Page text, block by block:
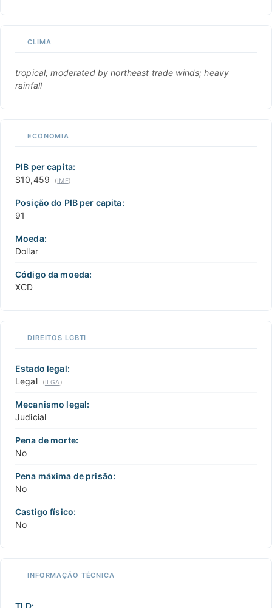
CLIMA
tropical; moderated by northeast trade winds; heavy
rainfall
ECONOMIA
PIB per capita:
$10,459
(IMF)
Posição do PIB per capita:
91
Moeda:
Dollar
Código da moeda:
XCD
DIREITOS LGBTI
Estado legal:
Legal
(ILGA)
Mecanismo legal:
Judicial
Pena de morte:
No
Pena máxima de prisão:
No
Castigo físico:
No
INFORMAÇÃO TÉCNICA
TLD: